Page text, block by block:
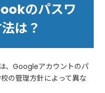
のパスワ
は？
、Googleアカウントのパ
の管理方針によって異な